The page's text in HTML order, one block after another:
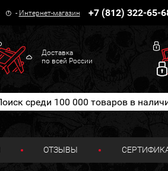
- Интернет-магазин +7 (812) 322-65-
Доставка
по всей России
ОТЗЫВЫ